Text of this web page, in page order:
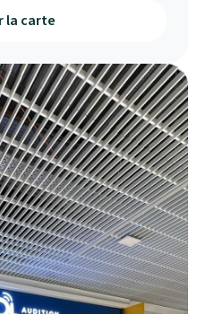
la carte